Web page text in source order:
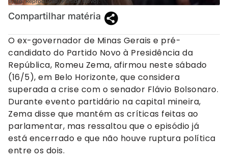
Compartilhar matéria
O ex-governador de Minas Gerais e pré-
candidato do Partido Novo à Presidência da
República, Romeu Zema, afirmou neste sábado
(16/5), em Belo Horizonte, que considera
superada a crise com o senador Flávio Bolsonaro.
Durante evento partidário na capital mineira,
Zema disse que mantém as críticas feitas ao
parlamentar, mas ressaltou que o episódio já
está encerrado e que não houve ruptura política
entre os dois.